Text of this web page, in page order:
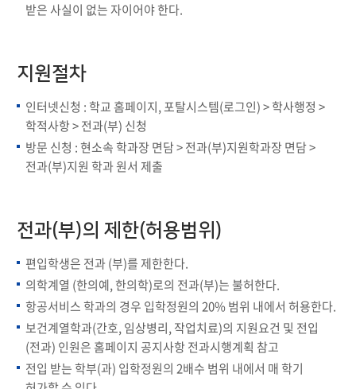
받은 사실이 없는 자이어야 한다.
지원절차
인터넷신청 : 학교 홈페이지, 포탈시스템(로그인) > 학사행정 >
학적사항 > 전과(부) 신청
방문 신청 : 현소속 학과장 면담 > 전과(부)지원학과장 면담 >
전과(부)지원 학과 원서 제출
전과(부)의 제한(허용범위)
편입학생은 전과 (부)를 제한한다.
의학계열 (한의예, 한의학)로의 전과(부)는 불허한다.
항공서비스 학과의 경우 입학정원의 20% 범위 내에서 허용한다.
보건계열학과(간호, 임상병리, 작업치료)의 지원요건 및 전입
(전과) 인원은 홈페이지 공지사항 전과시행계획 참고
전입 받는 학부(과) 입학정원의 2배수 범위 내에서 매 학기